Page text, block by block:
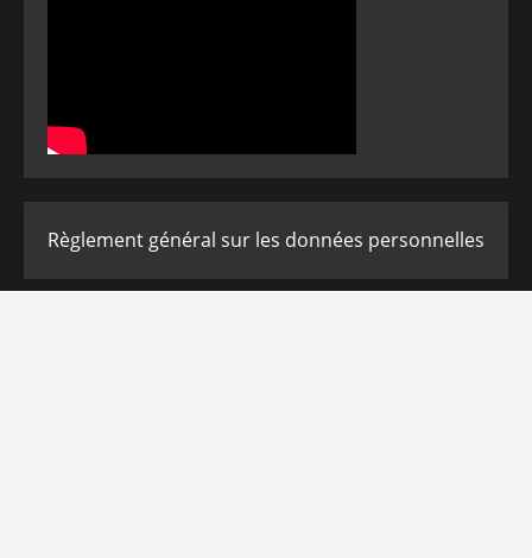
Règlement général sur les données personnelles